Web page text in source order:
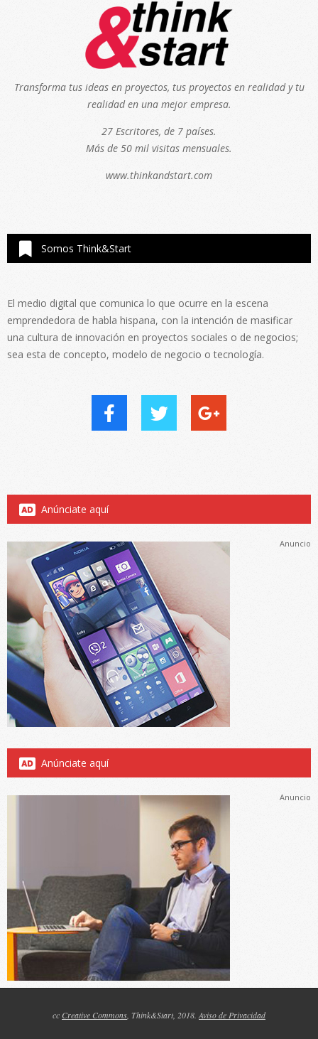
Transforma tus ideas en proyectos, tus proyectos en realidad y tu
realidad en una mejor empresa.
27 Escritores, de 7 países.
Más de 50 mil visitas mensuales.
www.thinkandstart.com
Somos Think&Start
El medio digital que comunica lo que ocurre en la escena
emprendedora de habla hispana, con la intención de masificar
una cultura de innovación en proyectos sociales o de negocios;
sea esta de concepto, modelo de negocio o tecnología.
Anúnciate aquí
Anuncio
Anúnciate aquí
Anuncio
cc Creative Commons , Think&Start, 2018. Aviso de Privacidad